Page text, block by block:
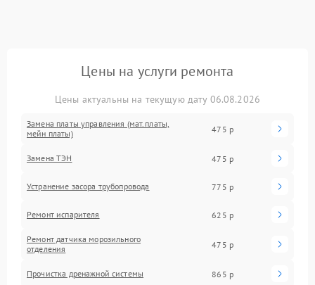
Цены на услуги ремонта
Цены актуальны на текущую дату 06.08.2026
Замена платы управления (мат.платы,
мейн платы)
475 р
Замена ТЭН 475 р
Устранение засора трубопровода 775 р
Ремонт испарителя 625 р
Ремонт датчика морозильного
отделения
475 р
Прочистка дренажной системы 865 р